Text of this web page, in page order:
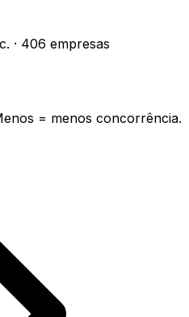
· 406 empresas
= menos concorrência.